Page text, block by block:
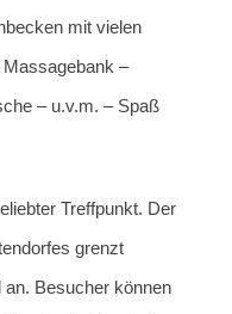
mit vielen
–
– u.v.m. – Spaß
Treffpunkt. Der
grenzt
Besucher können